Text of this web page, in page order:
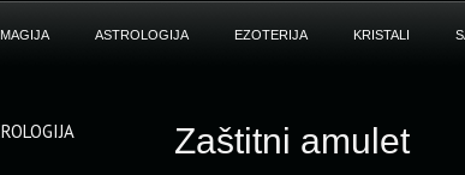
MAGIJA ASTROLOGIJA EZOTERIJA KRISTALI
Zaštitni amulet